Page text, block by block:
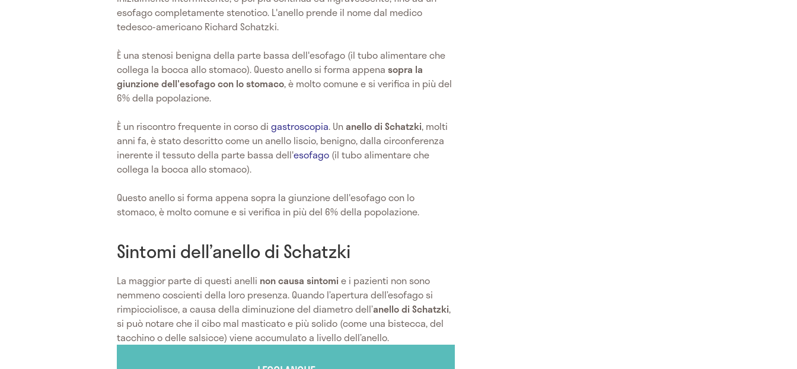
esofago completamente stenotico. L'anello prende il nome dal medico
tedesco-americano Richard Schatzki.
È una stenosi benigna della parte bassa dell'esofago (il tubo alimentare che
collega la bocca allo stomaco). Questo anello si forma appena sopra la
giunzione dell'esofago con lo stomaco, è molto comune e si verifica in più del
6% della popolazione.
È un riscontro frequente in corso di gastroscopia. Unanello di Schatzki, molti
anni fa, è stato descritto come un anello liscio, benigno, dalla circonferenza
inerente il tessuto della parte bassa dell'esofago (il tubo alimentare che
collega la bocca allo stomaco).
Questo anello si forma appena sopra la giunzione dell'esofago con lo
stomaco, è molto comune e si verifica in più del 6% della popolazione.
Sintomi dell’anello di Schatzki
La maggior parte di questi anelli non causa sintomie i pazienti non sono
nemmeno coscienti della loro presenza. Quando l’apertura dell’esofago si
rimpicciolisce, a causa della diminuzione del diametro dell’anello di Schatzki,
si può notare che il cibo mal masticato e più solido (come una bistecca, del
tacchino o delle salsicce) viene accumulato a livello dell’anello.